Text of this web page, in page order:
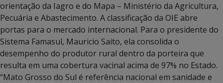
orientação da Iagro e do Mapa – Ministério da Agricultura,
Pecuária e Abastecimento. A classificação da OIE abre
portas para o mercado internacional. Para o presidente do
Sistema Famasul, Mauricio Saito, ela consolida o
desempenho do produtor rural dentro da porteira que
resulta em uma cobertura vacinal acima de 97% no Estado.
“Mato Grosso do Sul é referência nacional em sanidade e